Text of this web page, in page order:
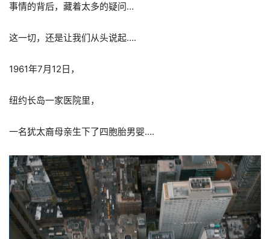
事情的背后，藏着太多的疑问…
这一切，还是让我们从头说起….
1961年7月12日，
纽约长岛一家医院里，
一名犹太裔母亲生下了四胞胎男婴….